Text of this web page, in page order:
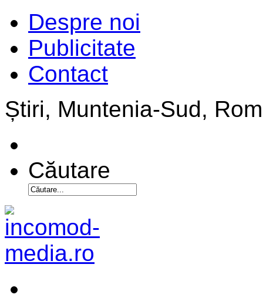
Despre noi
Publicitate
Contact
Știri, Muntenia-Sud,
Căutare